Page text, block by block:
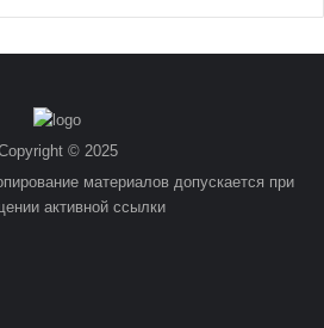
© 2025
материалов допускается при
активной ссылки